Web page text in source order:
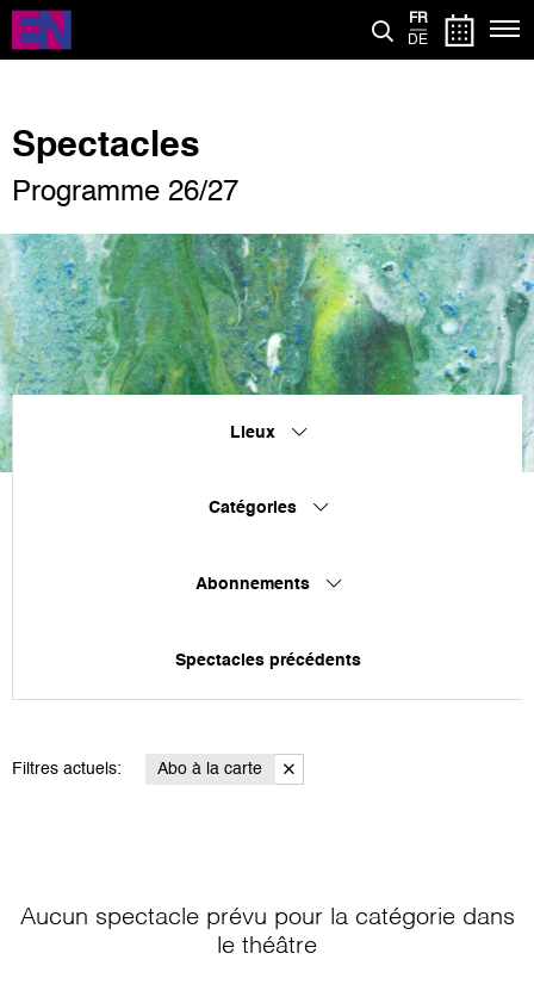
Aller
contenu
FR
DE
Spectacles
Programme 26/27
Lieux
Catégories
Abonnements
Spectacles précédents
Filtres actuels: Abo à la carte
Aucun spectacle prévu pour la catégorie dans
le théâtre